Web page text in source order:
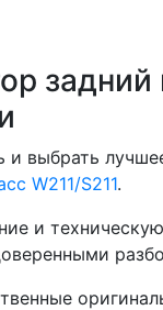
выбрать
W211/S211.
и